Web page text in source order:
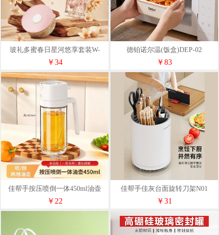
玻礼多蜜春日星河悠享套装W-
CR/L2Y
￥34
德铂诺尔温(饭盒)DEP-02
￥83
佳帮手按压喷倒一体450ml油壶
PDYH-JS
￥22
佳帮手佳灰台面旋转刀架N01
￥31